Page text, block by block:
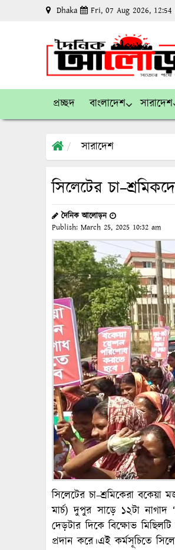
Dhaka Fri, 07 Aug 2026, 12:54
প্রচ্ছদ বাংলাদেশ সারাদেশ
সারাদেশ
সিলেটের
দৈনিক আলোড়ন
Publish: March 25, 2025 10:32 am
সিলেটের চা–শ্রমিকেরা
মার্চ) দুপুর সাড়ে ১২টা নাগাদ
দেড়টার দিকে বিক্ষোভ
প্রদান করে।এই কর্মসূচিতে